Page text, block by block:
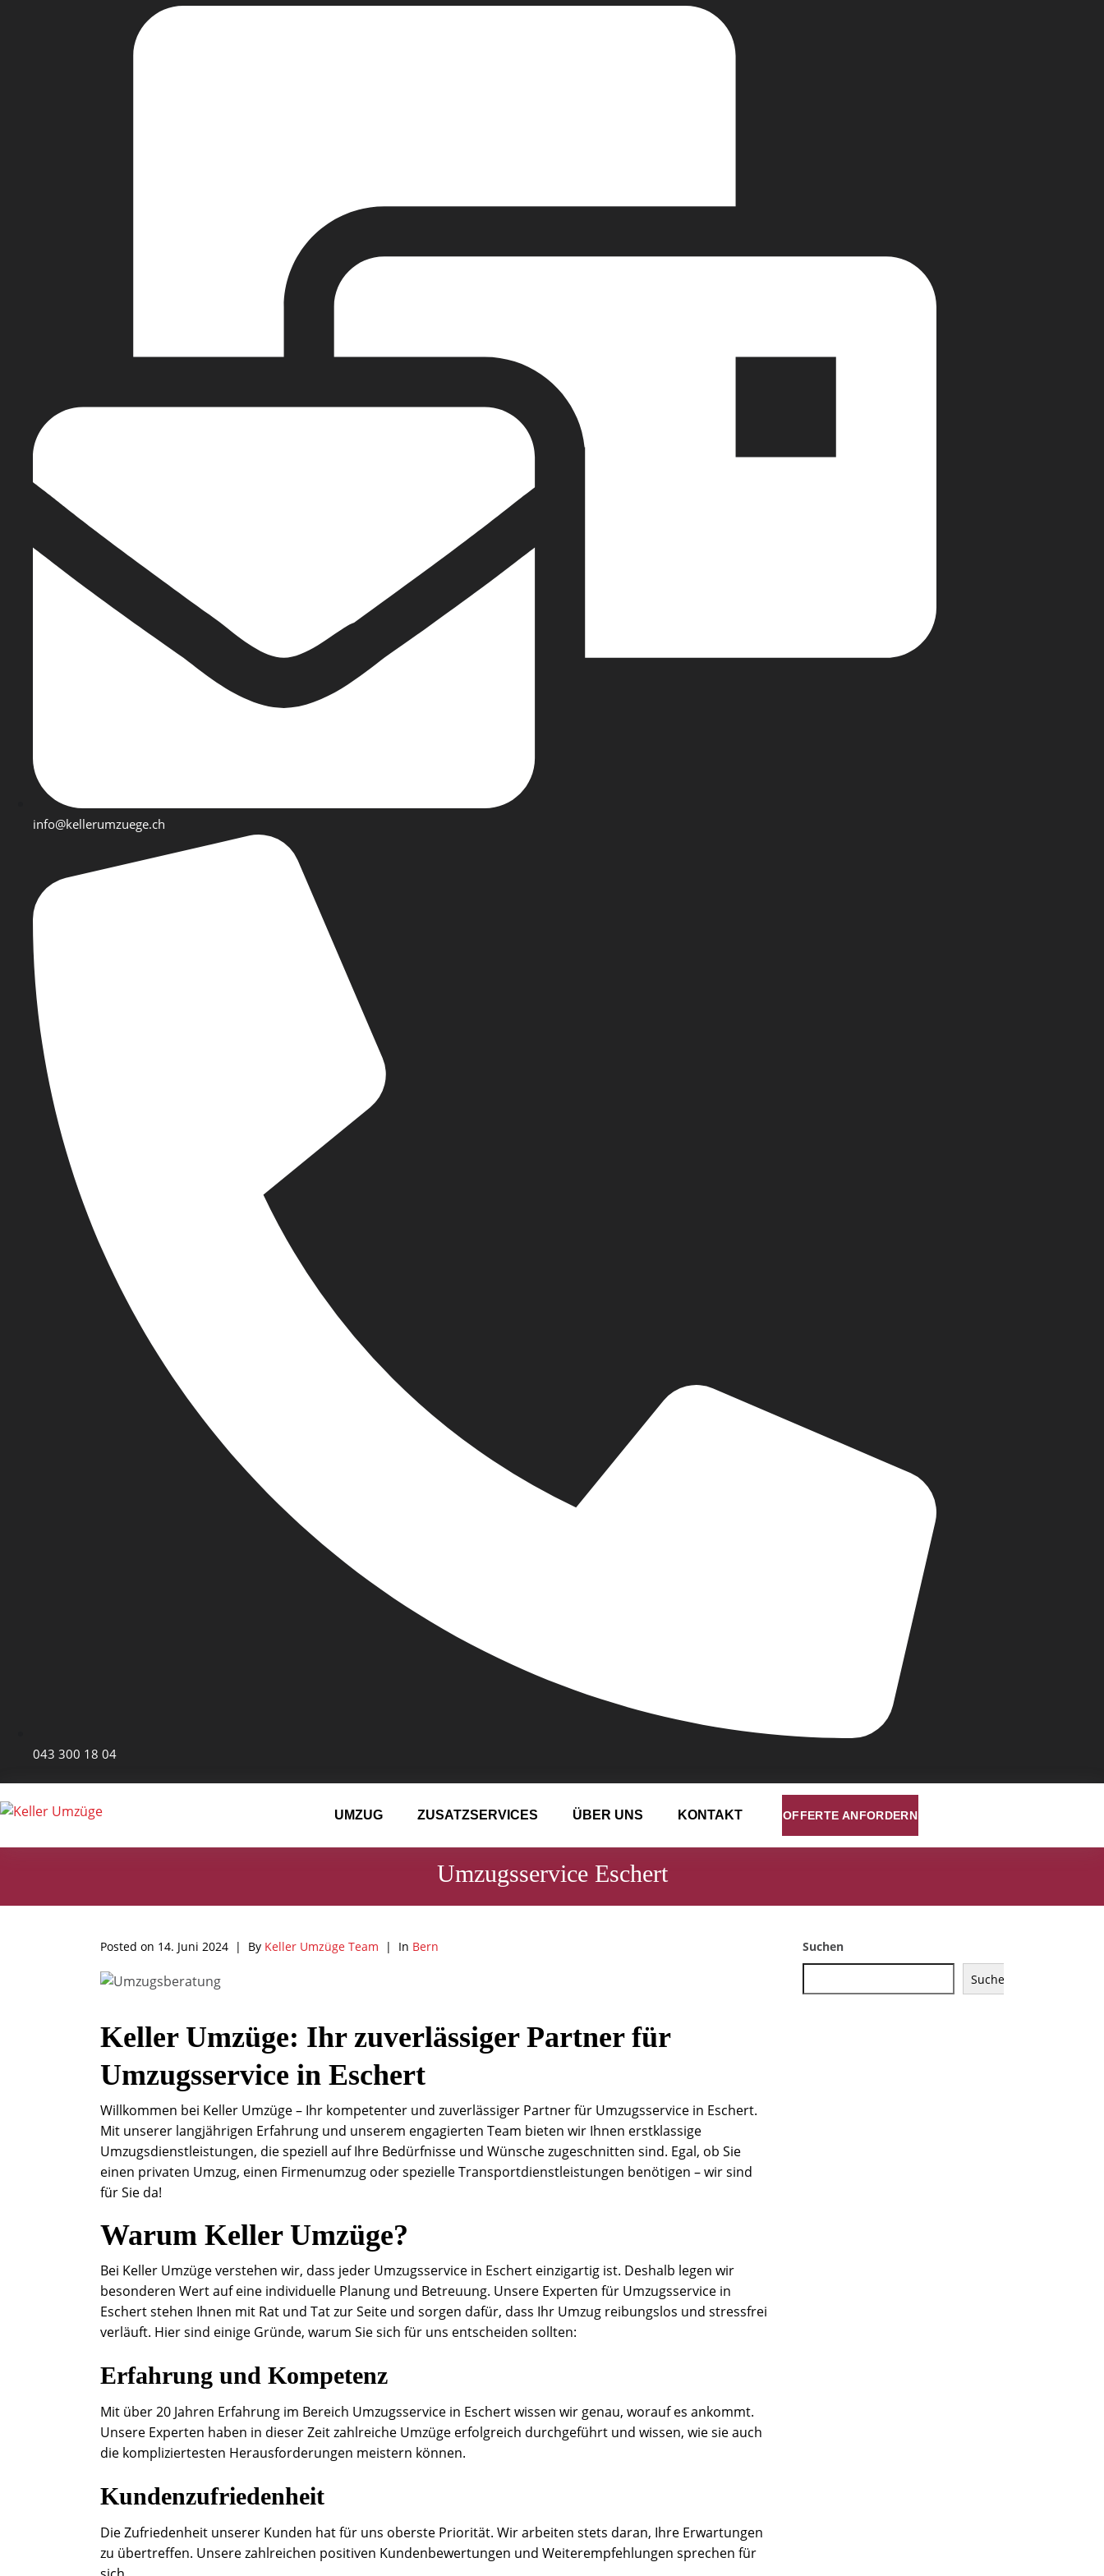
info@kellerumzuege.ch
043 300 18 04
UMZUG ZUSATZSERVICES ÜBER UNS KONTAKT OFFERTE ANFORDERN
Umzugsservice Eschert
Posted on 14. Juni 2024 By Keller Umzüge Team In Bern
Keller Umzüge: Ihr zuverlässiger Partner für
Umzugsservice in Eschert
Willkommen bei Keller Umzüge – Ihr kompetenter und zuverlässiger Partner für Umzugsservice in Eschert.
Mit unserer langjährigen Erfahrung und unserem engagierten Team bieten wir Ihnen erstklassige
Umzugsdienstleistungen, die speziell auf Ihre Bedürfnisse und Wünsche zugeschnitten sind. Egal, ob Sie
einen privaten Umzug, einen Firmenumzug oder spezielle Transportdienstleistungen benötigen – wir sind
für Sie da!
Warum Keller Umzüge?
Bei Keller Umzüge verstehen wir, dass jeder Umzugsservice in Eschert einzigartig ist. Deshalb legen wir
besonderen Wert auf eine individuelle Planung und Betreuung. Unsere Experten für Umzugsservice in
Eschert stehen Ihnen mit Rat und Tat zur Seite und sorgen dafür, dass Ihr Umzug reibungslos und stressfrei
verläuft. Hier sind einige Gründe, warum Sie sich für uns entscheiden sollten:
Erfahrung und Kompetenz
Mit über 20 Jahren Erfahrung im Bereich Umzugsservice in Eschert wissen wir genau, worauf es ankommt.
Unsere Experten haben in dieser Zeit zahlreiche Umzüge erfolgreich durchgeführt und wissen, wie sie auch
die kompliziertesten Herausforderungen meistern können.
Kundenzufriedenheit
Die Zufriedenheit unserer Kunden hat für uns oberste Priorität. Wir arbeiten stets daran, Ihre Erwartungen
zu übertreffen. Unsere zahlreichen positiven Kundenbewertungen und Weiterempfehlungen sprechen für
Suchen
Suchen